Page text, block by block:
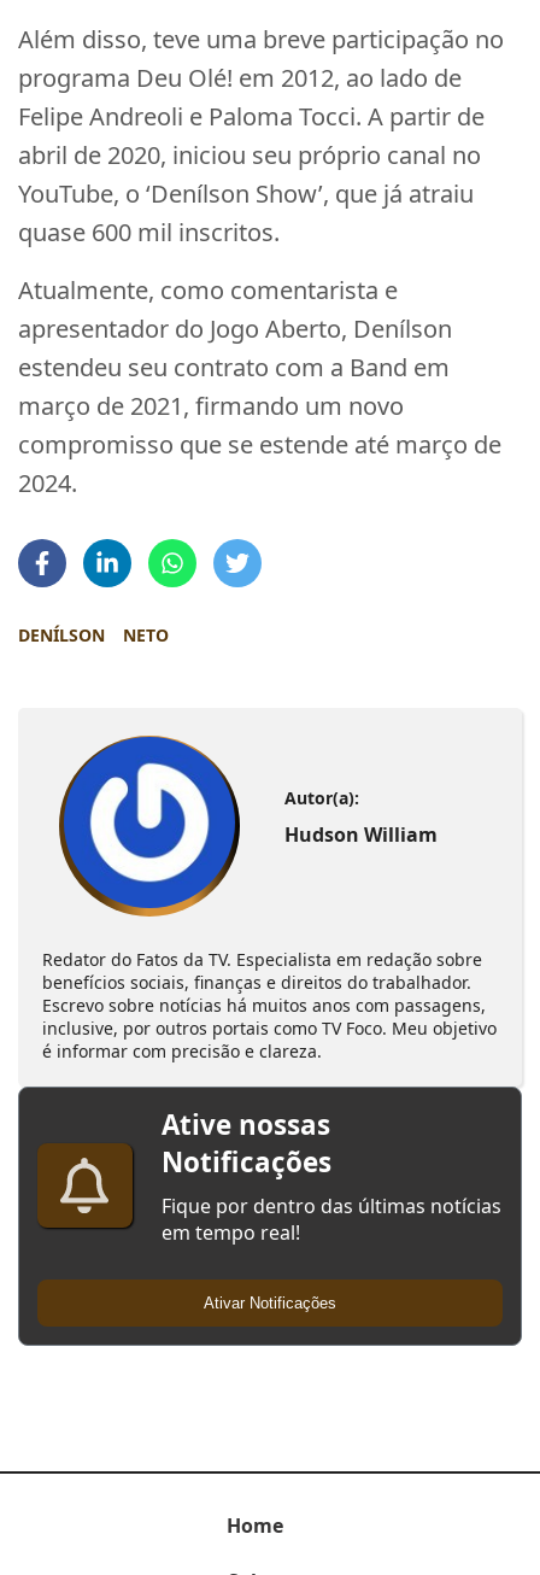
Além disso, teve uma breve participação no
programa Deu Olé! em 2012, ao lado de
Felipe Andreoli e Paloma Tocci. A partir de
abril de 2020, iniciou seu próprio canal no
YouTube, o ‘Denílson Show’, que já atraiu
quase 600 mil inscritos.
Atualmente, como comentarista e
apresentador do Jogo Aberto, Denílson
estendeu seu contrato com a Band em
março de 2021, firmando um novo
compromisso que se estende até março de
2024.
DENÍLSON NETO
Autor(a):
Hudson William
Redator do Fatos da TV. Especialista em redação sobre
benefícios sociais, finanças e direitos do trabalhador.
Escrevo sobre notícias há muitos anos com passagens,
inclusive, por outros portais como TV Foco. Meu objetivo
é informar com precisão e clareza.
Ative nossas
Notificações
Fique por dentro das últimas notícias
em tempo real!
Ativar Notificações
Home